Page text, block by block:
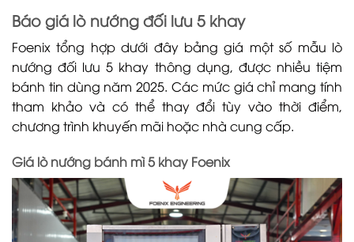
Báo giá lò nướng đối lưu 5 khay
Foenix tổng hợp dưới đây bảng giá một số mẫu lò
nướng đối lưu 5 khay thông dụng, được nhiều tiệm
bánh tin dùng năm 2025. Các mức giá chỉ mang tính
tham khảo và có thể thay đổi tùy vào thời điểm,
chương trình khuyến mãi hoặc nhà cung cấp.
Giá lò nướng bánh mì 5 khay Foenix